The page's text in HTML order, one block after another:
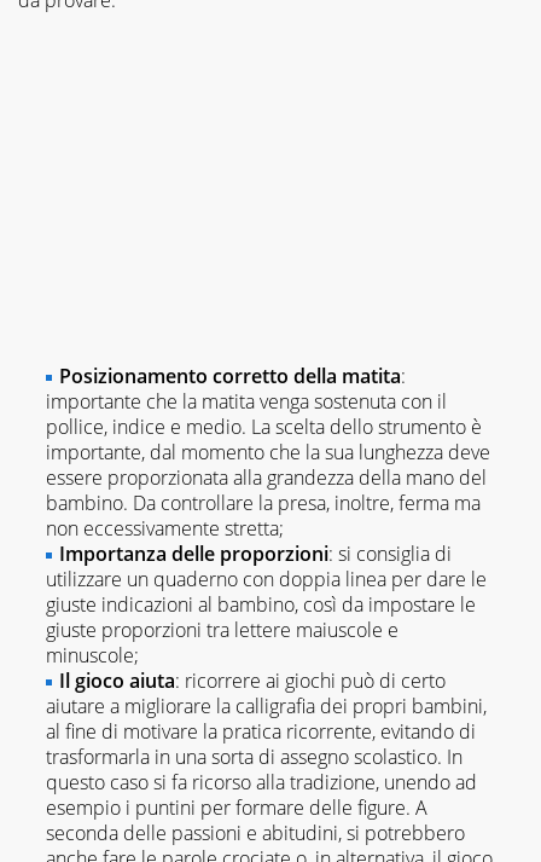
Posizionamento corretto della matita:
importante che la matita venga sostenuta con il
pollice, indice e medio. La scelta dello strumento è
importante, dal momento che la sua lunghezza deve
essere proporzionata alla grandezza della mano del
bambino. Da controllare la presa, inoltre, ferma ma
non eccessivamente stretta;
Importanza delle proporzioni: si consiglia di
utilizzare un quaderno con doppia linea per dare le
giuste indicazioni al bambino, così da impostare le
giuste proporzioni tra lettere maiuscole e
minuscole;
Il gioco aiuta: ricorrere ai giochi può di certo
aiutare a migliorare la calligrafia dei propri bambini,
al fine di motivare la pratica ricorrente, evitando di
trasformarla in una sorta di assegno scolastico. In
questo caso si fa ricorso alla tradizione, unendo ad
esempio i puntini per formare delle figure. A
seconda delle passioni e abitudini, si potrebbero